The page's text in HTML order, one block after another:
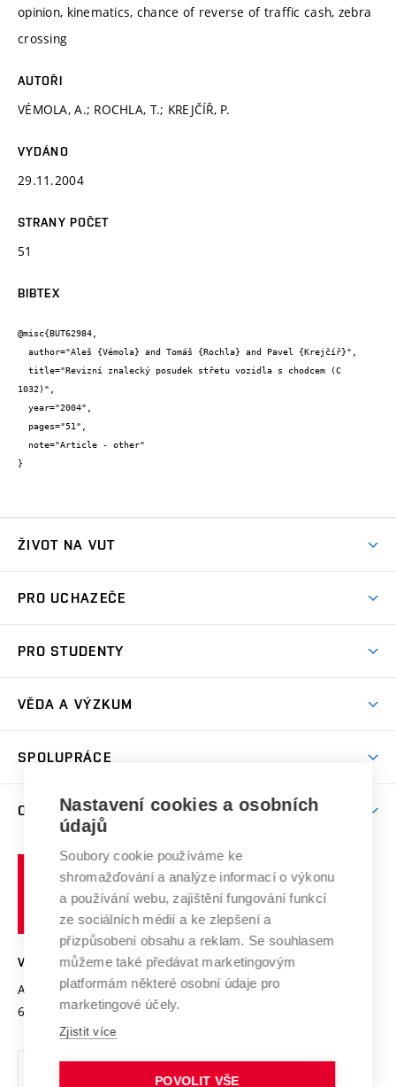
opinion, kinematics, chance of reverse of traffic cash, zebra
crossing
AUTOŘI
VÉMOLA, A.; ROCHLA, T.; KREJČÍŘ, P.
VYDÁNO
29.11.2004
STRANY POČET
51
BIBTEX
@misc{BUT62984,
1032)",
}
ŽIVOT NA VUT
Koleje
Sport na VUT
PRO UCHAZEČE
Dny otevřených dveří
Celoživotní vzdělávání
E-přihláška
PRO STUDENTY
Harmonogram akademického roku
Závěrečné práce
Doktorské studium
Zpracování osobních údajů studentů
Sociální bezpečí
Studium bez bariér
Podpora podnikání
VĚDA A VÝZKUM
Mezinárodní vědecká rada
Systém zajišťování kvality výzkumu
Výzkumné infrastruktury
Transfer znalostí
Open Science
Projekty
Projekty ze strukturálních fondů
Specifický výzkum
SPOLUPRÁCE
Firemní spolupráce
Zahraniční spolupráce
Spolupráce se školami
Mezinárodní dohody
Univerzitní sítě
O UNIVERZITĚ
Profil univerzity
Udržitelná univerzita
Podnikavá univerzita / ContriBUTe
Bezpečná univerzita
Vyznamenání
Organizační struktura
Ochrana osobních údajů
učení
technické
Brně
VYSOKÉ UČENÍ TECHNICKÉ V BRNĚ
Antonínská 548/1
602 00 Brno
www.vut.cz
vut@vutbr.cz
Nastavení cookies a osobních
údajů
Soubory cookie používáme ke
shromažďování a analýze informací o výkonu
a používání webu, zajištění fungování funkcí
ze sociálních médií a ke zlepšení a
přizpůsobení obsahu a reklam. Se souhlasem
můžeme také předávat marketingovým
platformám některé osobní údaje pro
marketingové účely.
Zjistit více
POVOLIT VŠE